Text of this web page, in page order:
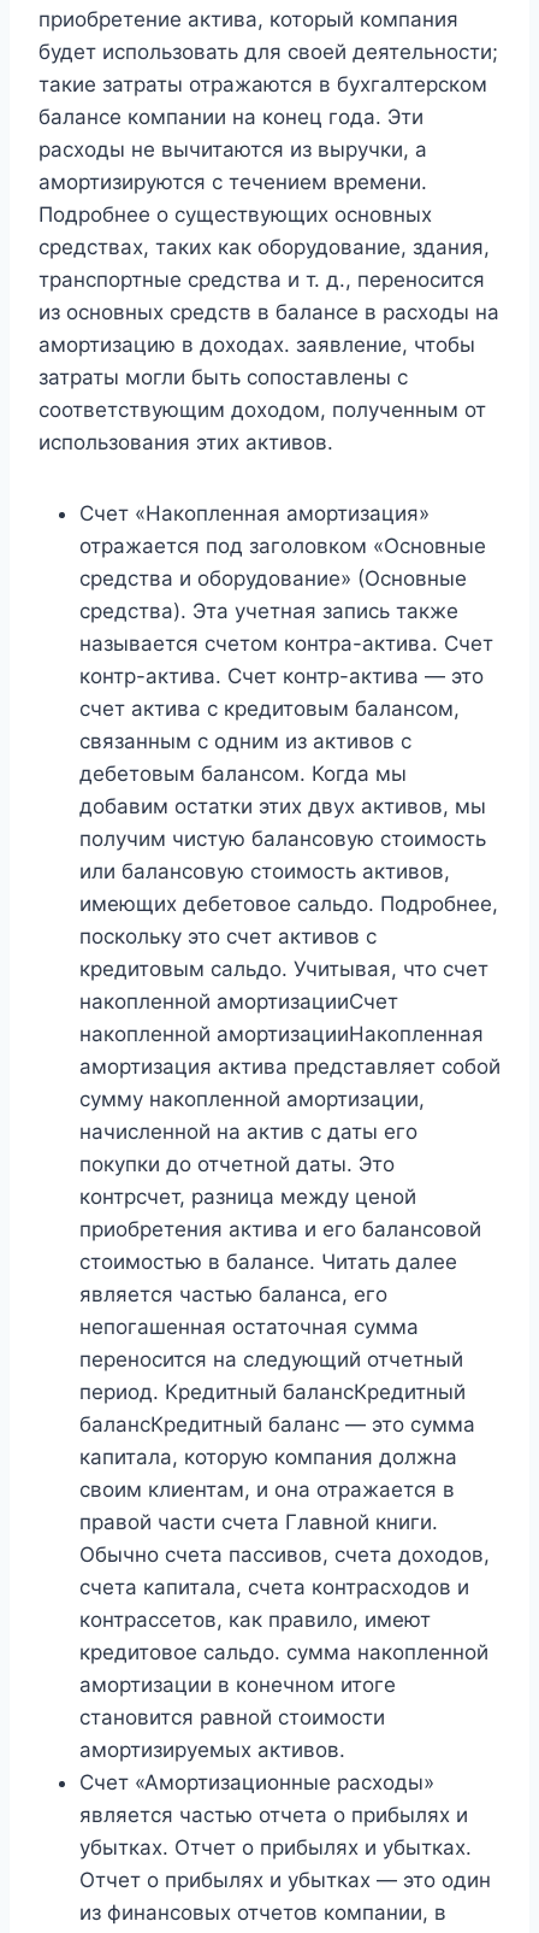
приобретение актива, который компания
будет использовать для своей деятельности;
такие затраты отражаются в бухгалтерском
балансе компании на конец года. Эти
расходы не вычитаются из выручки, а
амортизируются с течением времени.
Подробнее о существующих основных
средствах, таких как оборудование, здания,
транспортные средства и т. д., переносится
из основных средств в балансе в расходы на
амортизацию в доходах. заявление, чтобы
затраты могли быть сопоставлены с
соответствующим доходом, полученным от
использования этих активов.
Счет «Накопленная амортизация»
отражается под заголовком «Основные
средства и оборудование» (Основные
средства). Эта учетная запись также
называется счетом контра-актива. Счет
контр-актива. Счет контр-актива — это
счет актива с кредитовым балансом,
связанным с одним из активов с
дебетовым балансом. Когда мы
добавим остатки этих двух активов, мы
получим чистую балансовую стоимость
или балансовую стоимость активов,
имеющих дебетовое сальдо. Подробнее,
поскольку это счет активов с
кредитовым сальдо. Учитывая, что счет
накопленной амортизацииСчет
накопленной амортизацииНакопленная
амортизация актива представляет собой
сумму накопленной амортизации,
начисленной на актив с даты его
покупки до отчетной даты. Это
контрсчет, разница между ценой
приобретения актива и его балансовой
стоимостью в балансе. Читать далее
является частью баланса, его
непогашенная остаточная сумма
переносится на следующий отчетный
период. Кредитный балансКредитный
балансКредитный баланс — это сумма
капитала, которую компания должна
своим клиентам, и она отражается в
правой части счета Главной книги.
Обычно счета пассивов, счета доходов,
счета капитала, счета контрасходов и
контрассетов, как правило, имеют
кредитовое сальдо. сумма накопленной
амортизации в конечном итоге
становится равной стоимости
амортизируемых активов.
Счет «Амортизационные расходы»
является частью отчета о прибылях и
убытках. Отчет о прибылях и убытках.
Отчет о прибылях и убытках — это один
из финансовых отчетов компании, в